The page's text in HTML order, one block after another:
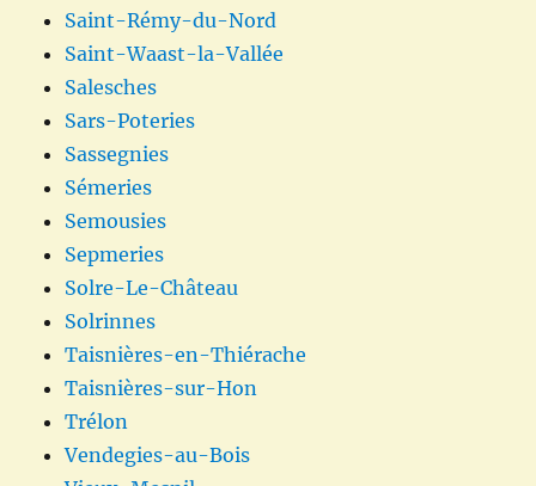
Saint-Rémy-du-Nord
Saint-Waast-la-Vallée
Salesches
Sars-Poteries
Sassegnies
Sémeries
Semousies
Sepmeries
Solre-Le-Château
Solrinnes
Taisnières-en-Thiérache
Taisnières-sur-Hon
Trélon
Vendegies-au-Bois